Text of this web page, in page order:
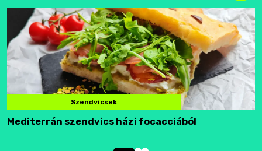
Szendvicsek
Mediterrán szendvics házi focacciából